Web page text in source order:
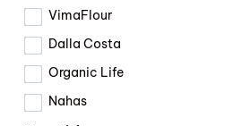
VimaFlour
Dalla Costa
Organic Life
Nahas